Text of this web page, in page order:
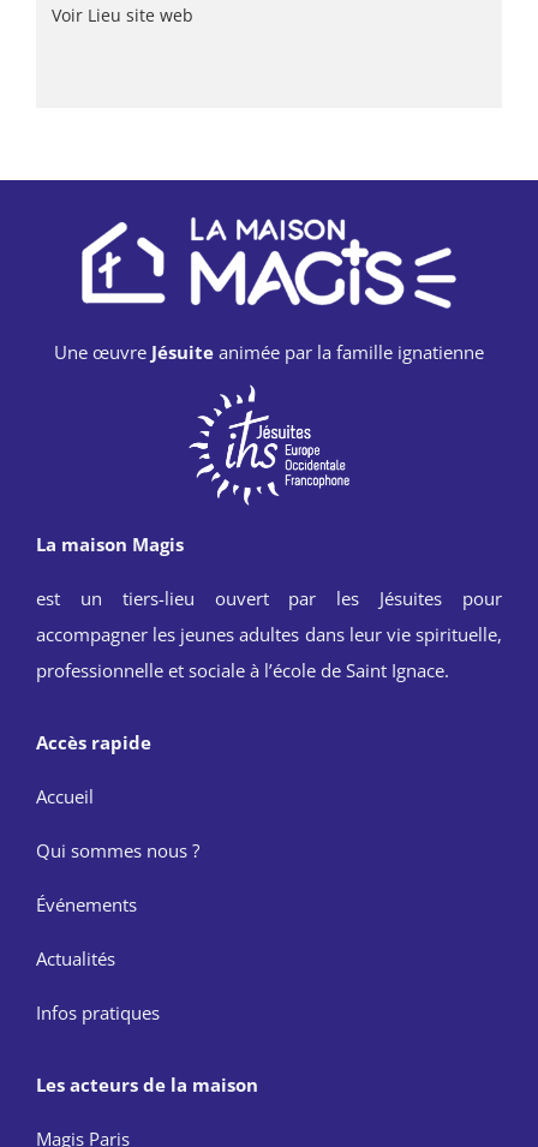
Voir Lieu site web
Une œuvre Jésuite animée par la famille ignatienne
La maison Magis
est un tiers-lieu ouvert par les Jésuites pour
accompagner les jeunes adultes dans leur vie spirituelle,
professionnelle et sociale à l’école de Saint Ignace.
Accès rapide
Accueil
Qui sommes nous ?
Événements
Actualités
Infos pratiques
Les acteurs de la maison
Magis Paris